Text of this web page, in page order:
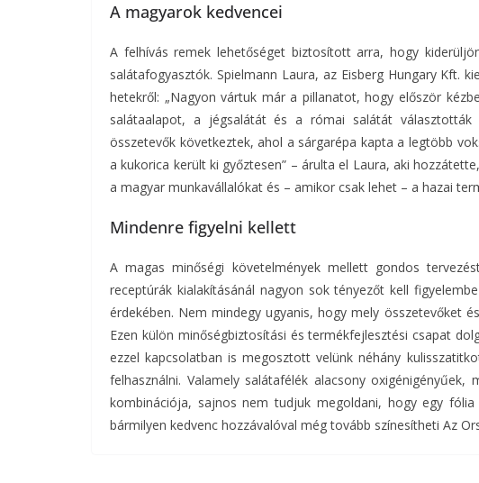
A magyarok kedvencei
A felhívás remek lehetőséget biztosított arra, hogy
salátafogyasztók. Spielmann Laura, az Eisberg Hungary Kft.
hetekről: „Nagyon vártuk már a pillanatot, hogy először
salátaalapot, a jégsalátát és a római salátát
összetevők következtek, ahol a sárgarépa kapta a legtöbb
a kukorica került ki győztesen” – árulta el Laura, aki
a magyar munkavállalókat és – amikor csak lehet – a hazai
Mindenre figyelni kellett
A magas minőségi követelmények mellett gondos
receptúrák kialakításánál nagyon sok tényezőt kell
érdekében. Nem mindegy ugyanis, hogy mely összetevőket
Ezen külön minőségbiztosítási és termékfejlesztési csapat
ezzel kapcsolatban is megosztott velünk néhány
felhasználni. Valamely salátafélék alacsony
kombinációja, sajnos nem tudjuk megoldani, hogy egy
bármilyen kedvenc hozzávalóval még tovább színesítheti Az